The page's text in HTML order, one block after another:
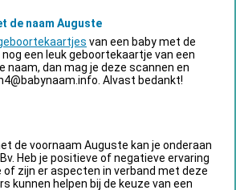
de naam Auguste
van een baby met de
een leuk geboortekaartje van een
naam, dan mag je deze scannen en
. Alvast bedankt!
de voornaam Auguste kan je onderaan
Heb je positieve of negatieve ervaring
zijn er aspecten in verband met deze
kunnen helpen bij de keuze van een